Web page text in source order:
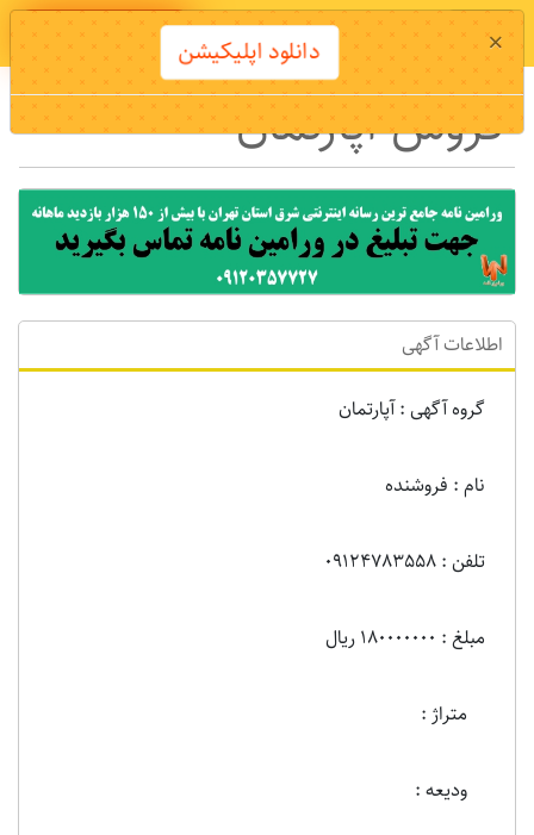
دانلود اپلیکیشن
فروش آپارتمان
اطلاعات آگهی
گروه آگهی : آپارتمان
نام : فروشنده
تلفن : 09124783558
مبلغ : 180000000 ریال
متراژ :
ودیعه :
× دانلود اپلیکیشن